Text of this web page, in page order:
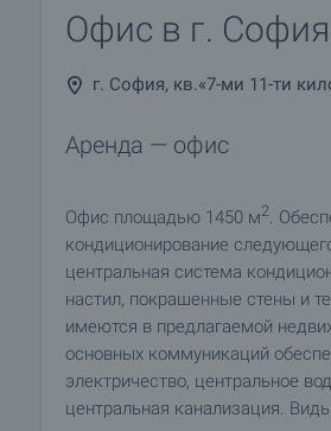
Офис в г. София
г. София, кв.«7-ми 11-ти
Аренда — офис
Офис площадью 1450 м2.
кондиционирование
центральная система
настил, покрашенные стены и
имеются в предлагаемой
основных коммуникаций
электричество, центральное
центральная канализация.